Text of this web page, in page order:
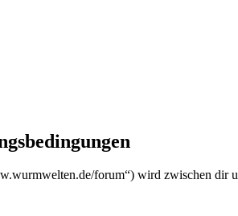
forum“) wird zwischen dir